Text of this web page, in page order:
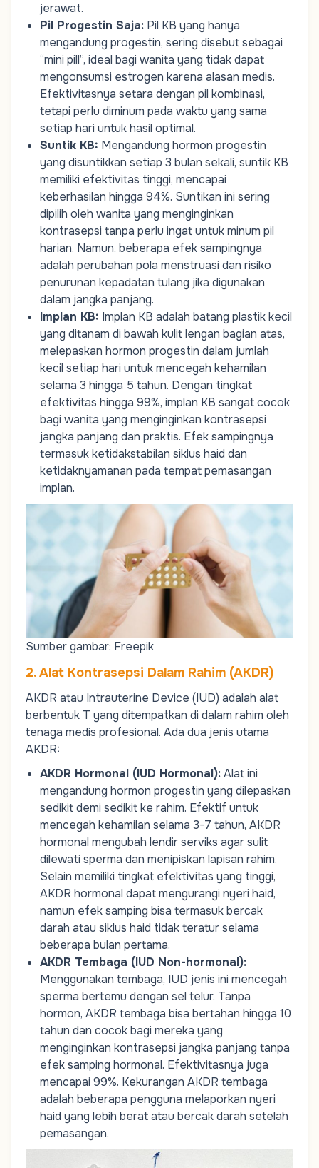
jerawat.
Pil Progestin Saja: Pil KB yang hanya
mengandung progestin, sering disebut sebagai
“mini pill”, ideal bagi wanita yang tidak dapat
mengonsumsi estrogen karena alasan medis.
Efektivitasnya setara dengan pil kombinasi,
tetapi perlu diminum pada waktu yang sama
setiap hari untuk hasil optimal.
Suntik KB: Mengandung hormon progestin
yang disuntikkan setiap 3 bulan sekali, suntik KB
memiliki efektivitas tinggi, mencapai
keberhasilan hingga 94%. Suntikan ini sering
dipilih oleh wanita yang menginginkan
kontrasepsi tanpa perlu ingat untuk minum pil
harian. Namun, beberapa efek sampingnya
adalah perubahan pola menstruasi dan risiko
penurunan kepadatan tulang jika digunakan
dalam jangka panjang.
Implan KB: Implan KB adalah batang plastik kecil
yang ditanam di bawah kulit lengan bagian atas,
melepaskan hormon progestin dalam jumlah
kecil setiap hari untuk mencegah kehamilan
selama 3 hingga 5 tahun. Dengan tingkat
efektivitas hingga 99%, implan KB sangat cocok
bagi wanita yang menginginkan kontrasepsi
jangka panjang dan praktis. Efek sampingnya
termasuk ketidakstabilan siklus haid dan
ketidaknyamanan pada tempat pemasangan
implan.
Sumber gambar: Freepik
2. Alat Kontrasepsi Dalam Rahim (AKDR)
AKDR atau Intrauterine Device (IUD) adalah alat
berbentuk T yang ditempatkan di dalam rahim oleh
tenaga medis profesional. Ada dua jenis utama
AKDR:
AKDR Hormonal (IUD Hormonal):Alat ini
mengandung hormon progestin yang dilepaskan
sedikit demi sedikit ke rahim. Efektif untuk
mencegah kehamilan selama 3-7 tahun, AKDR
hormonal mengubah lendir serviks agar sulit
dilewati sperma dan menipiskan lapisan rahim.
Selain memiliki tingkat efektivitas yang tinggi,
AKDR hormonal dapat mengurangi nyeri haid,
namun efek samping bisa termasuk bercak
darah atau siklus haid tidak teratur selama
beberapa bulan pertama.
AKDR Tembaga (IUD Non-hormonal):
Menggunakan tembaga, IUD jenis ini mencegah
sperma bertemu dengan sel telur. Tanpa
hormon, AKDR tembaga bisa bertahan hingga 10
tahun dan cocok bagi mereka yang
menginginkan kontrasepsi jangka panjang tanpa
efek samping hormonal. Efektivitasnya juga
mencapai 99%. Kekurangan AKDR tembaga
adalah beberapa pengguna melaporkan nyeri
haid yang lebih berat atau bercak darah setelah
pemasangan.